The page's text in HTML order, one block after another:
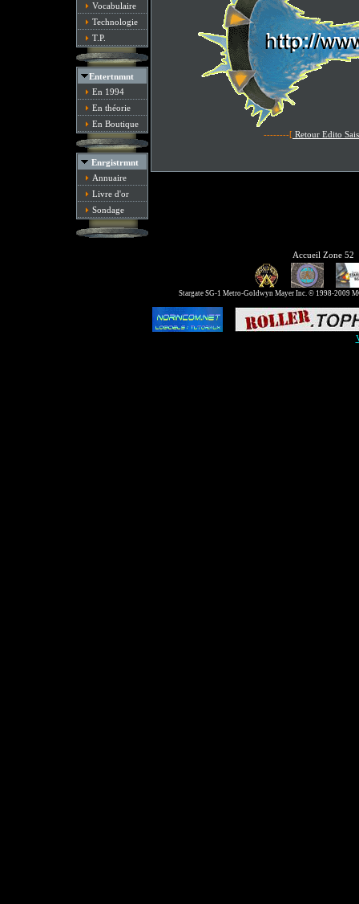
Vocabulaire
Technologie
T.P.
Entertnmnt
En 1994
En théorie
En Boutique
Enrgistrmnt
Annuaire
Livre d'or
Sondage
--------[ Retour Edito
Accueil Zone 52
Stargate SG-1 Metro-Goldwyn Mayer Inc. © 1998-2009